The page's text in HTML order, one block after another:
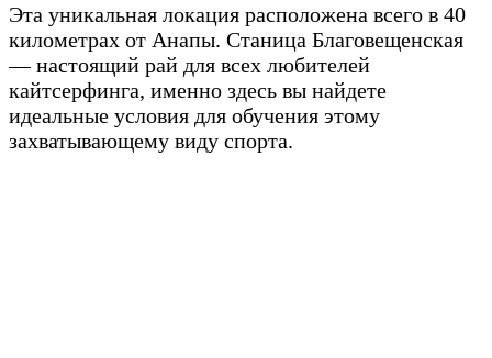
Эта уникальная локация расположена всего в 40
километрах от Анапы. Станица Благовещенская
— настоящий рай для всех любителей
кайтсерфинга, именно здесь вы найдете
идеальные условия для обучения этому
захватывающему виду спорта.